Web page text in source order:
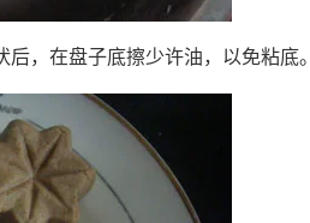
，在盘子底擦少许油，以免粘底。